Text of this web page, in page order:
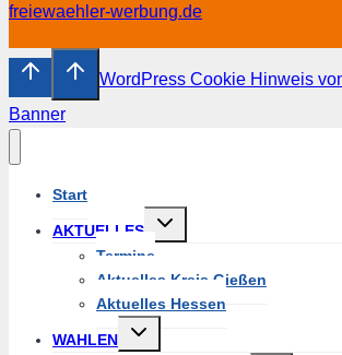
freiewaehler-werbung.de
WordPress Cookie Hinweis
Banner
Start
AKTUELLES
Untermenü
Termine
Aktuelles Kreis Gießen
Aktuelles Hessen
WAHLEN
Untermenü